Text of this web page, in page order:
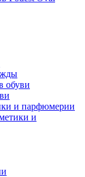
обуви
и парфюмерии
и